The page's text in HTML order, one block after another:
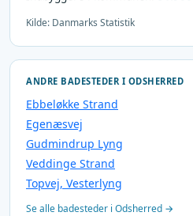
Kilde: Danmarks Statistik
ANDRE BADESTEDER I ODSHERRED
Ebbeløkke Strand
Egenæsvej
Gudmindrup Lyng
Veddinge Strand
Topvej, Vesterlyng
Se alle badesteder i Odsherred →